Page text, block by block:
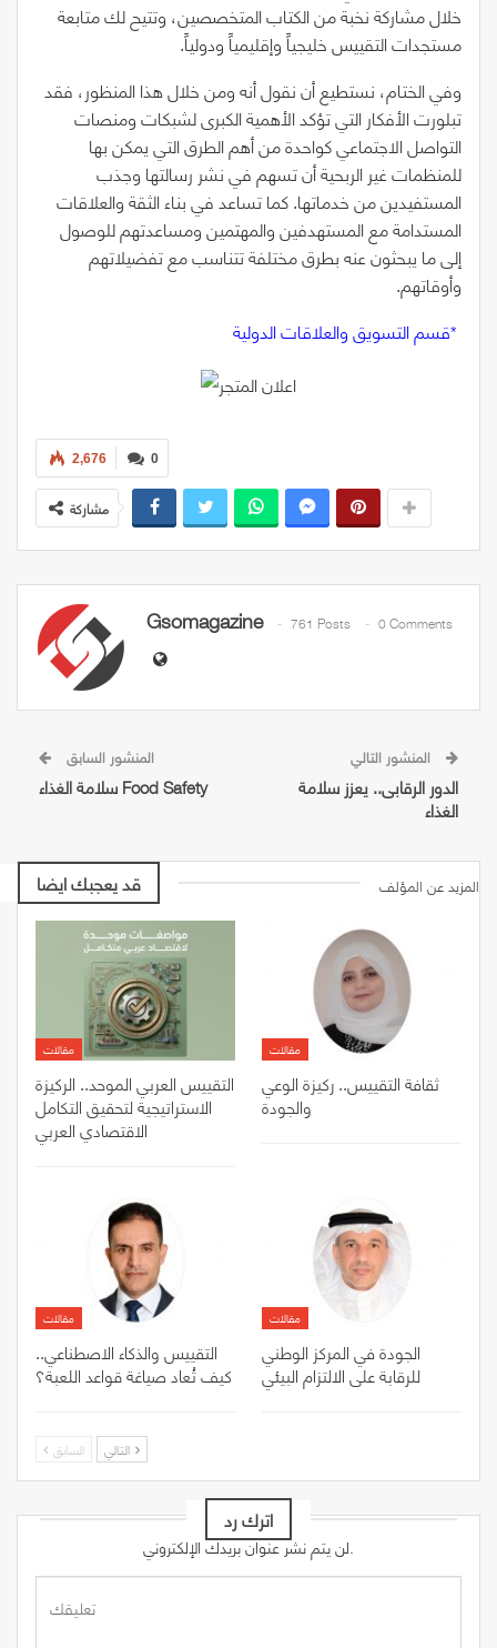
خلال مشاركة نخبة من الكتاب المتخصصين، وتتيح لك متابعة
مستجدات التقييس خليجياً وإقليمياً ودولياً.
وفي الختام، نستطيع أن نقول أنه ومن خلال هذا المنظور، فقد
تبلورت الأفكار التي تؤكد الأهمية الكبرى لشبكات ومنصات
التواصل الاجتماعي كواحدة من أهم الطرق التي يمكن بها
للمنظمات غير الربحية أن تسهم في نشر رسالتها وجذب
المستفيدين من خدماتها. كما تساعد في بناء الثقة والعلاقات
المستدامة مع المستهدفين والمهتمين ومساعدتهم للوصول
إلى ما يبحثون عنه بطرق مختلفة تتناسب مع تفضيلاتهم
وأوقاتهم.
‭* ‬قسم‭ ‬التسويق‭ ‬والعلاقات‭ ‬الدولية
0
2,676
مشاركة
Gsomagazine 761 Posts 0 Comments
المنشور السابق
سلامة الغذاء Food Safety الدور الرقابى.. يعزز سلامة
الغذاء
قد يعجبك ايضا المزيد عن المؤلف
مقالات
التقييس العربي الموحد.. الركيزة
الاستراتيجية لتحقيق التكامل
الاقتصادي العربي
مقالات
ثقافة التقييس.. ركيزة الوعي
والجودة
مقالات
التقييس والذكاء الاصطناعي..
كيف تُعاد صياغة قواعد اللعبة؟
مقالات
الجودة في المركز الوطني
للرقابة على الالتزام البيئي
السابق
اترك رد
لن يتم نشر عنوان بريدك الإلكتروني.